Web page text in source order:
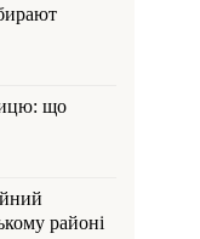
що
районі